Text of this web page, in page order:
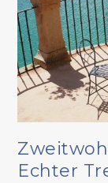
Echter